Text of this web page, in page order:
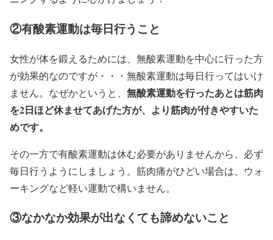
②有酸素運動は毎日行うこと
女性が体を鍛えるためには、無酸素運動を中心に行った方
が効果的なのですが・・・無酸素運動は毎日行ってはいけ
ません。なぜかというと、 無酸素運動を行ったあとは筋肉
を2日ほど休ませてあげた方が、より筋肉が付きやすいた
めです。
その一方で有酸素運動は休む必要がありませんから、必ず
毎日行うようにしましょう。筋肉痛がひどい場合は、ウォ
ーキングなど軽い運動で構いません。
③なかなか効果が出なくても諦めないこと